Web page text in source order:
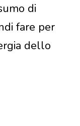
di
fare per
dello